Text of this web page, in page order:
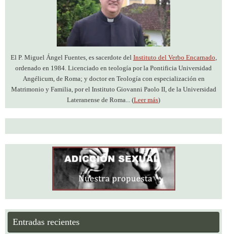
El P. Miguel Ángel Fuentes, es sacerdote del Instituto del Verbo Encarnado,
ordenado en 1984. Licenciado en teología por la Pontificia Universidad
Angélicum, de Roma; y doctor en Teología con especialización en
Matrimonio y Familia, por el Instituto Giovanni Paolo II, de la Universidad
Lateranense de Roma... (Leer más)
Entradas recientes